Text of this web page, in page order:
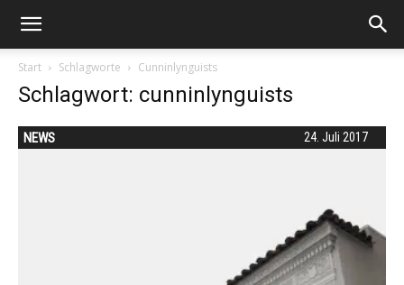
Start Schlagworte Cunninlynguists
Schlagwort: cunninlynguists
24. Juli 2017
NEWS